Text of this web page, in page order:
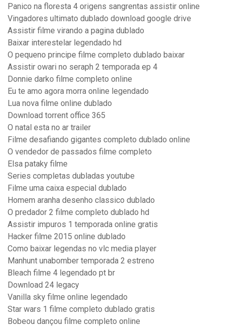
Panico na floresta 4 origens sangrentas assistir online
Vingadores ultimato dublado download google drive
Assistir filme virando a pagina dublado
Baixar interestelar legendado hd
O pequeno principe filme completo dublado baixar
Assistir owari no seraph 2 temporada ep 4
Donnie darko filme completo online
Eu te amo agora morra online legendado
Lua nova filme online dublado
Download torrent office 365
O natal esta no ar trailer
Filme desafiando gigantes completo dublado online
O vendedor de passados filme completo
Elsa pataky filme
Series completas dubladas youtube
Filme uma caixa especial dublado
Homem aranha desenho classico dublado
O predador 2 filme completo dublado hd
Assistir impuros 1 temporada online gratis
Hacker filme 2015 online dublado
Como baixar legendas no vlc media player
Manhunt unabomber temporada 2 estreno
Bleach filme 4 legendado pt br
Download 24 legacy
Vanilla sky filme online legendado
Star wars 1 filme completo dublado gratis
Bobeou dançou filme completo online